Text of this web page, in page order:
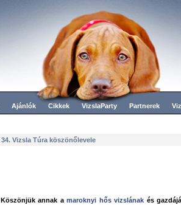
Ajánlók Cikkek VizslaParty Partnerek
34. Vizsla Túra köszönőlevele
Köszönjük annak a maroknyi hős vizslának és